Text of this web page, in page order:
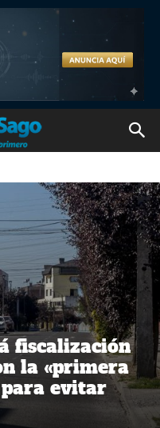
fiscalización
la «primera
evitar